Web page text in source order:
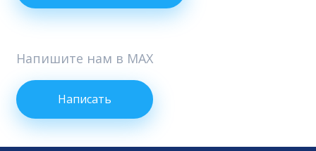
Напишите нам в MAX
Написать